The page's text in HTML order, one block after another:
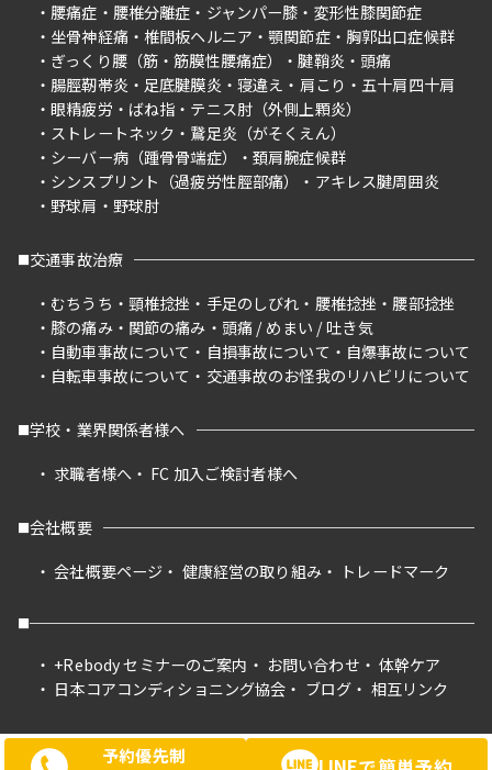
予約優先制
腰痛症
腰椎分離症 ジャンパー膝
変形性膝関節症
坐骨神経痛
椎間板ヘルニア 顎関節症
胸郭出口症候群
ぎっくり腰（筋・筋膜性腰痛症）
腱鞘炎
頭痛
腸脛靭帯炎
足底腱膜炎 寝違え 肩こり
五十肩四十肩
眼精疲労
ばね指
テニス肘（外側上顆炎）
ストレートネック
鵞足炎（がそくえん）
シーバー病（踵骨骨端症）
頚肩腕症候群
シンスプリント（過疲労性脛部痛）
アキレス腱周囲炎
野球肩
野球肘
交通事故治療
むちうち
頸椎捻挫 手足のしびれ 腰椎捻挫
腰部捻挫
膝の痛み
関節の痛み
頭痛 / めまい / 吐き気
自動車事故について
自損事故について
自爆事故について
自転車事故について
交通事故のお怪我のリハビリについて
学校・業界関係者様へ
求職者様へ
FC 加入ご検討者様へ
会社概要
会社概要ページ
健康経営の取り組み トレードマーク
+Rebody セミナーのご案内 お問い合わせ
体幹ケア
日本コアコンディショニング協会
ブログ 相互リンク